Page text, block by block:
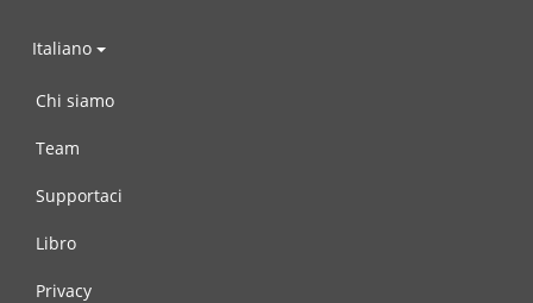
Italiano
Chi siamo
Team
Supportaci
Libro
Privacy